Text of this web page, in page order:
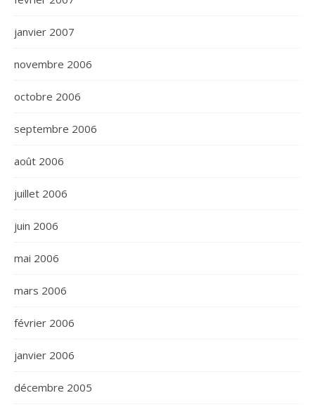
janvier 2007
novembre 2006
octobre 2006
septembre 2006
août 2006
juillet 2006
juin 2006
mai 2006
mars 2006
février 2006
janvier 2006
décembre 2005